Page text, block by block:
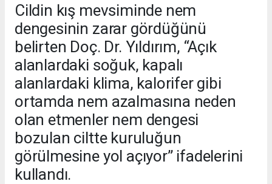
Cildin kış mevsiminde nem
dengesinin zarar gördüğünü
belirten Doç. Dr. Yıldırım, “Açık
alanlardaki soğuk, kapalı
alanlardaki klima, kalorifer gibi
ortamda nem azalmasına neden
olan etmenler nem dengesi
bozulan ciltte kuruluğun
görülmesine yol açıyor” ifadelerini
kullandı.